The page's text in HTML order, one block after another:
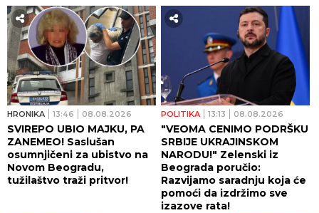
HRONIKA 13:46 08.08.2026
SVIREPO UBIO MAJKU, PA
ZANEMEO! Saslušan
osumnjičeni za ubistvo na
Novom Beogradu,
tužilaštvo traži pritvor!
POLITIKA 13:13 08.08.2026
"VEOMA CENIMO PODRŠKU
SRBIJE UKRAJINSKOM
NARODU!" Zelenski iz
Beograda poručio:
Razvijamo saradnju koja će
pomoći da izdržimo sve
izazove rata!